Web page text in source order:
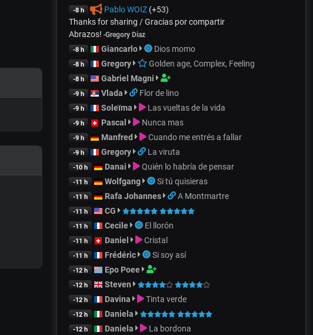
-8 h Pablo WOIZ(+53)
Thanks for sharing / Gracias por compartir
Abrazos! -Gregory Diaz
-8 h Giancarlo Dios momo
-8 h Gregory Golden age, Complex, Feeling
-8 h Gabriel Magni
-9 h Vlada Flor de lino
-9 h Soleïma Las vueltas de la vida
-9 h Pascal Nunca mas
-9 h Manfred Cuando me entrés a fallar
-9 h Gregory La viruta
-10 h Danai Quién lo habría de pensar
-11 h Wolfgang Si tú quisieras
-11 h Rafa Johannes A Montmartre
-11 h CG
-11 h Cecile El llorón
-11 h Daniel Cristal
-11 h Frédéric Si soy así
-12 h Epo Poee
-12 h Steven
-12 h Davina Tinta verde
-12 h Daniela
-12 h Daniela La bordona